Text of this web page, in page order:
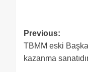
Previous:
TBMM eski
kazanma